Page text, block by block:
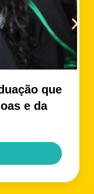
que
e da